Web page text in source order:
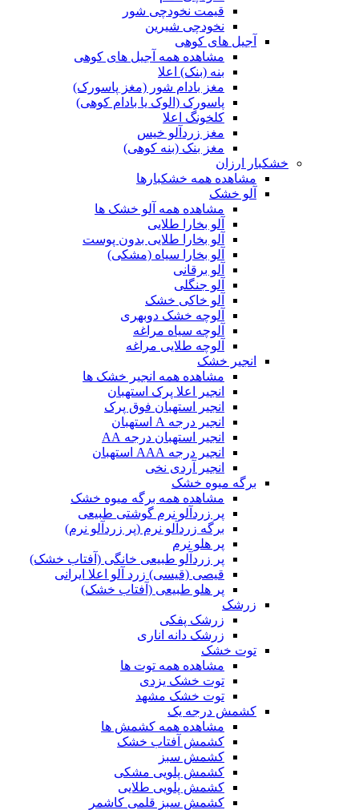
قیمت نخودچی شور
نخودچی شیرین
آجیل های کوهی
مشاهده همه آجیل های کوهی
بنه (بنک) اعلا
مغز بادام شور (مغز پاسورک)
پاسورک (الوک یا بادام کوهی)
کلخونگ اعلا
مغز زردآلو خیس
مغز بنک (بنه کوهی)
خشکبار ارزان
مشاهده همه خشکبارها
آلو خشک
مشاهده همه آلو خشک ها
آلو بخارا طلایی
آلو بخارا طلایی بدون پوست
آلو بخارا سیاه (مشکی)
آلو برقانی
آلو جنگلی
آلو خاکی خشک
آلوچه خشک دوبهری
آلوچه سیاه مراغه
آلوچه طلایی مراغه
انجیر خشک
مشاهده همه انجیر خشک ها
انجیر اعلا پرک استهبان
انجیر استهبان فوق پرک
انجیر درجه A استهبان
انجیر استهبان درجه AA
انجیر درجه AAA استهبان
انجیر آردی نخی
برگه میوه خشک
مشاهده همه برگه میوه خشک
پر زردآلو نرم گوشتی طبیعی
برگه زردآلو نرم (پر زردآلو نرم)
پر هلو نرم
پر زردآلو طبیعی خانگی (آفتاب خشک)
قیصی (قیسی) زرد آلو اعلا ایرانی
پر هلو طبیعی (آفتاب خشک)
زرشک
زرشک پفکی
زرشک دانه اناری
توت خشک
مشاهده همه توت ها
توت خشک یزدی
توت خشک مشهد
کشمش درجه یک
مشاهده همه کشمش ها
کشمش آفتاب خشک
کشمش سبز
کشمش پلویی مشکی
کشمش پلویی طلایی
کشمش سبز قلمی کاشمر